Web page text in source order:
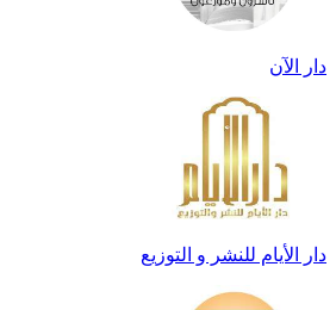
دار الآن
دار الأيام للنشر و التوزيع